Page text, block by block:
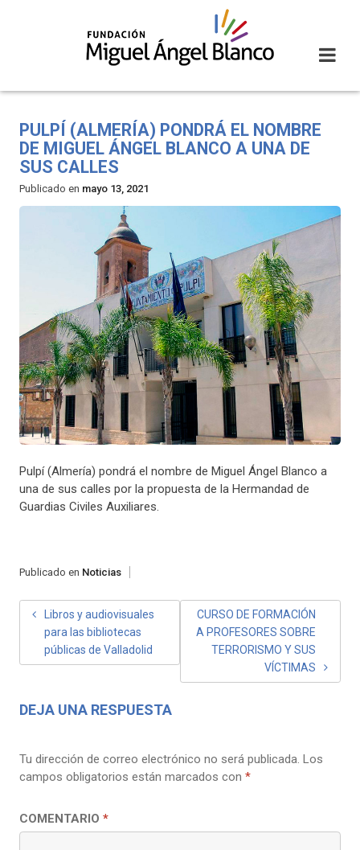
PULPÍ (ALMERÍA) PONDRÁ EL NOMBRE
DE MIGUEL ÁNGEL BLANCO A UNA DE
SUS CALLES
Publicado en mayo 13, 2021
Pulpí (Almería) pondrá el nombre de Miguel Ángel Blanco a
una de sus calles por la propuesta de la Hermandad de
Guardias Civiles Auxiliares.
Publicado en Noticias
NAVEGACIÓN
ENTRADAS
Libros y audiovisuales
para las bibliotecas
públicas de Valladolid
CURSO DE FORMACIÓN
A PROFESORES SOBRE
TERRORISMO Y SUS
VÍCTIMAS
DEJA UNA RESPUESTA
Tu dirección de correo electrónico no será publicada. Los
campos obligatorios están marcados con *
COMENTARIO *